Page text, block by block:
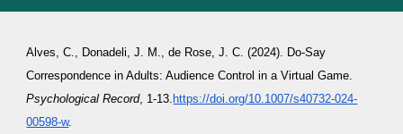
Alves, C., Donadeli, J. M., de Rose, J. C. (2024). Do-Say
Correspondence in Adults: Audience Control in a Virtual Game.
Psychological Record, 1-13. https://doi.org/10.1007/s40732-024-
00598-w.